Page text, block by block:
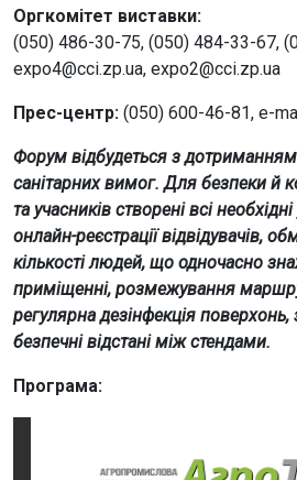
Оргкомітет виставки:
(050) 486-30-75, (050) 484-33-67,
expo4@cci.zp.ua, expo2@cci.zp.ua
Прес-центр: (050) 600-46-81, e-
Форум відбудеться з дотриманням
санітарних вимог. Для безпеки й
та учасників створені всі
онлайн-реєстрації відвідувачів,
кількості людей, що одночасно
приміщенні, розмежування
регулярна дезінфекція
безпечні відстані між стендами.
Програма: